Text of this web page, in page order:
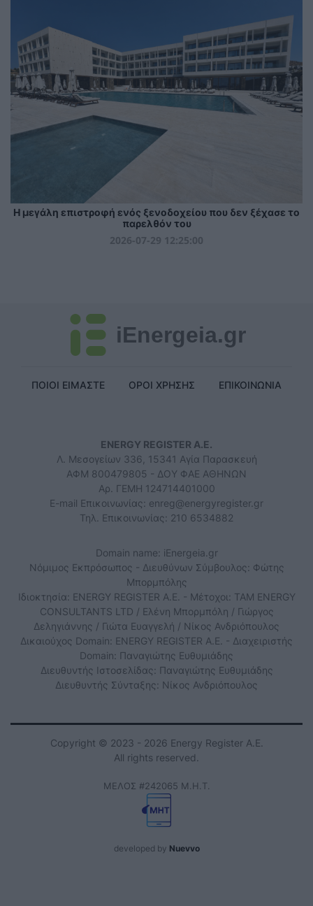
Η μεγάλη επιστροφή ενός ξενοδοχείου που δεν ξέχασε το
παρελθόν του
2026-07-29 12:25:00
iEnergeia.gr
ΠΟΙΟΙ ΕΙΜΑΣΤΕ ΟΡΟΙ ΧΡΗΣΗΣ ΕΠΙΚΟΙΝΩΝΙΑ
ENERGY REGISTER Α.Ε.
Λ. Μεσογείων 336, 15341 Αγία Παρασκευή
ΑΦΜ 800479805 - ΔΟΥ ΦΑΕ ΑΘΗΝΩΝ
Αρ. ΓΕΜΗ 124714401000
E-mail Επικοινωνίας: enreg@energyregister.gr
Τηλ. Επικοινωνίας: 210 6534882
Domain name: iEnergeia.gr
Νόμιμος Εκπρόσωπος - Διευθύνων Σύμβουλος: Φώτης
Μπορμπόλης
Ιδιοκτησία: ENERGY REGISTER Α.Ε. - Μέτοχοι: TAM ENERGY
CONSULTANTS LTD / Ελένη Μπορμπόλη / Γιώργος
Δεληγιάννης / Γιώτα Ευαγγελή / Νίκος Ανδριόπουλος
Δικαιούχος Domain: ENERGY REGISTER Α.Ε. - Διαχειριστής
Domain: Παναγιώτης Ευθυμιάδης
Διευθυντής Ιστοσελίδας: Παναγιώτης Ευθυμιάδης
Διευθυντής Σύνταξης: Νίκος Ανδριόπουλος
Copyright © 2023 - 2026 Energy Register Α.Ε.
All rights reserved.
ΜΕΛΟΣ #242065 Μ.Η.Τ.
developed by Nuevvo